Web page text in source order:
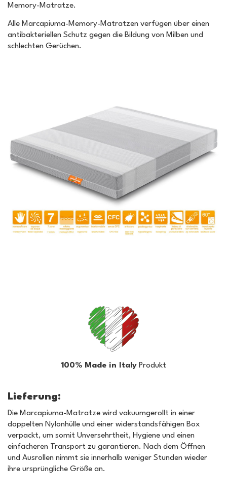
Memory-Matratze.
Alle Marcapiuma-Memory-Matratzen verfügen über einen
antibakteriellen Schutz gegen die Bildung von Milben und
schlechten Gerüchen.
100% Made in Italy Produkt
Lieferung:
Die Marcapiuma-Matratze wird vakuumgerollt in einer
doppelten Nylonhülle und einer widerstandsfähigen Box
verpackt, um somit Unversehrtheit, Hygiene und einen
einfacheren Transport zu garantieren. Nach dem Öffnen
und Ausrollen nimmt sie innerhalb weniger Stunden wieder
ihre ursprüngliche Größe an.